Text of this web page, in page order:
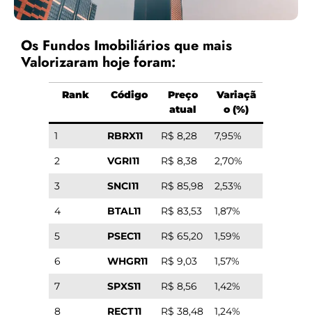
Os Fundos Imobiliários que mais
Valorizaram hoje foram:
Rank Código
Preço
atual
Variaçã
o (%)
1 RBRX11 R$ 8,28
7,95%
2
VGRI11 R$ 8,38
2,70%
3
SNCI11 R$ 85,98
2,53%
4
BTAL11 R$ 83,53
1,87%
5
PSEC11 R$ 65,20
1,59%
6
WHGR11 R$ 9,03
1,57%
7
SPXS11 R$ 8,56
1,42%
8
RECT11 R$ 38,48
1,24%